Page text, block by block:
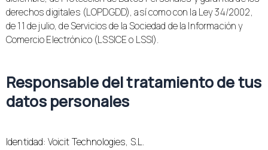
derechos digitales (LOPDGDD), así como con la Ley 34/2002,
de 11 de julio, de Servicios de la Sociedad de la Información y
Comercio Electrónico (LSSICE o LSSI).
Responsable del tratamiento de tus
datos personales
Identidad: Voicit Technologies, S.L.